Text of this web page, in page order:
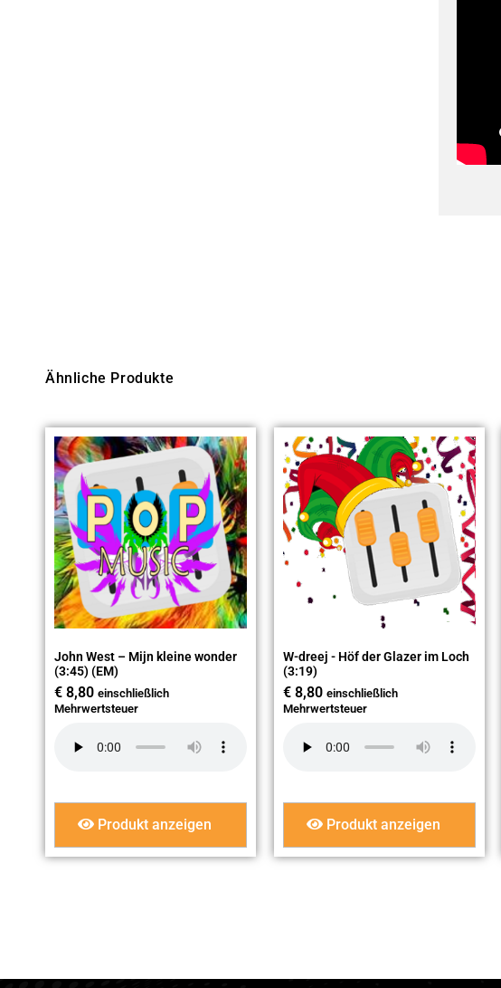
Ähnliche Produkte
John West – Mijn kleine wonder
(3:45) (EM)
€ 8,80 einschließlich
Mehrwertsteuer
Produkt anzeigen
W-dreej - Höf der Glazer im Loch
(3:19)
€8,80 einschließlich
Mehrwertsteuer
Produkt anzeigen